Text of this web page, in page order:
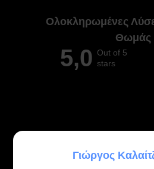
Ολοκληρωμένες
Θωμάς
5,0 Out of 5
stars
ATHANASIOS